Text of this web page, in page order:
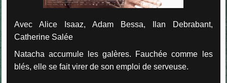
Avec Alice Isaaz, Adam Bessa, Ilan Debrabant,
Catherine Salée
Natacha accumule les galères. Fauchée comme les
blés, elle se fait virer de son emploi de serveuse.